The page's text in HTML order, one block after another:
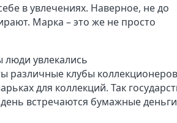
в увлечениях. Наверное, не до
Марка – это же не просто
люди увлекались
различные клубы
для коллекций. Так
встречаются бумажные